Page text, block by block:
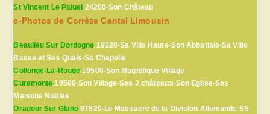
St Vincent Le Paluel 24200-Son Château
c-Photos de Corrèze Cantal Limousin
Beaulieu Sur Dordogne 19120-Sa Ville Haute-Son Abbatiale-Sa Ville
Basse et Ses Quais-Sa Chapelle
Collonge-La-Rouge 19500-Son Magnifique Village
Curemonte 19500-Son Village-Ses 3 châteaux-Son Eglise-Ses
Maisons Nobles
Oradour Sur Glane 87520-Le Massacre de la Division Allemande SS